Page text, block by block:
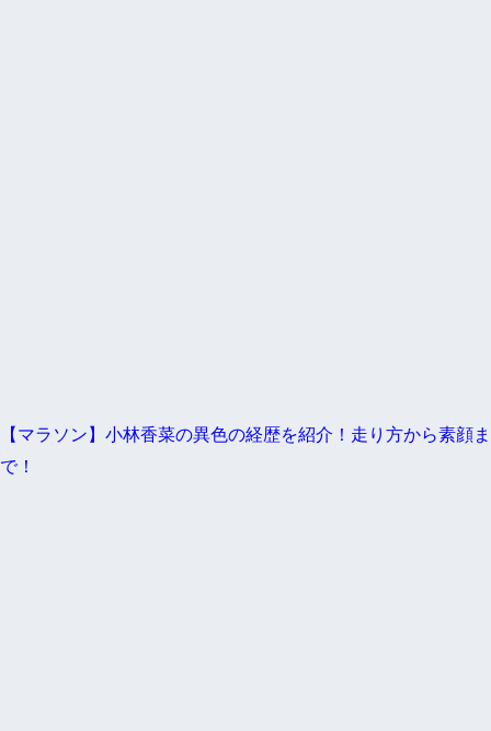
【マラソン】小林香菜の異色の経歴を紹介！走り方から素顔ま
で！